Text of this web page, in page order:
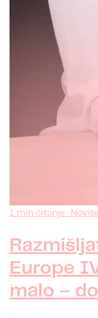
1 min čitanje ·
Europe
malo –